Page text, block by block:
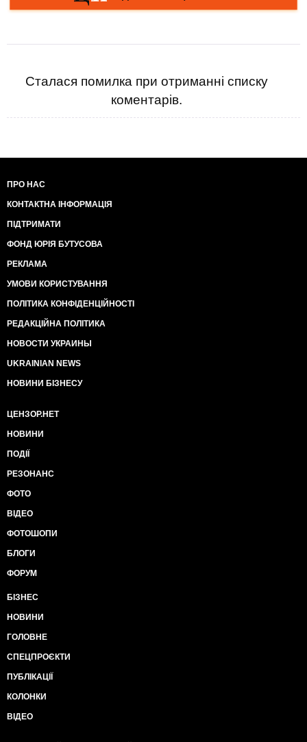
Сталася помилка при отриманні списку
коментарів.
ПРО НАС
КОНТАКТНА ІНФОРМАЦІЯ
ПІДТРИМАТИ
ФОНД ЮРІЯ БУТУСОВА
РЕКЛАМА
УМОВИ КОРИСТУВАННЯ
ПОЛІТИКА КОНФІДЕНЦІЙНОСТІ
РЕДАКЦІЙНА ПОЛІТИКА
НОВОСТИ УКРАИНЫ
UKRAINIAN NEWS
НОВИНИ БІЗНЕСУ
ЦЕНЗОР.НЕТ
НОВИНИ
ПОДІЇ
РЕЗОНАНС
ФОТО
ВІДЕО
ФОТОШОПИ
БЛОГИ
ФОРУМ
БІЗНЕС
НОВИНИ
ГОЛОВНЕ
СПЕЦПРОЄКТИ
ПУБЛІКАЦІЇ
КОЛОНКИ
ВІДЕО